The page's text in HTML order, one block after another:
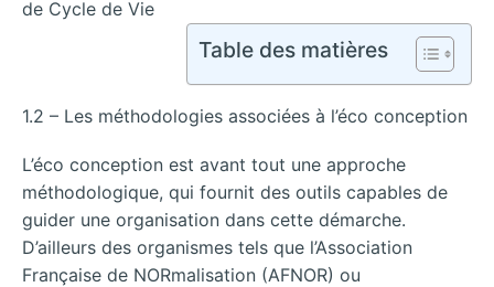
de Cycle de Vie
Table des matières
1.2 – Les méthodologies associées à l’éco conception
L’éco conception est avant tout une approche
méthodologique, qui fournit des outils capables de
guider une organisation dans cette démarche.
D’ailleurs des organismes tels que l’Association
Française de NORmalisation (AFNOR) ou